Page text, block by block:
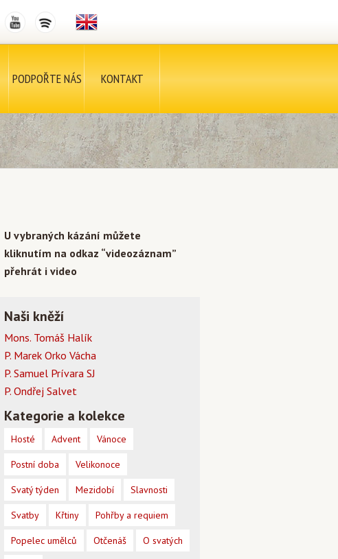
PODPOŘTE NÁS KONTAKT
U vybraných kázání můžete
kliknutím na odkaz “videozáznam”
přehrát i video
Naši kněží
Mons. Tomáš Halík
P. Marek Orko Vácha
P. Samuel Prívara SJ
P. Ondřej Salvet
Kategorie a kolekce
Hosté Advent Vánoce
Postní doba Velikonoce
Svatý týden Mezidobí Slavnosti
Svatby Křtiny Pohřby a requiem
Popelec umělců Otčenáš O svatých